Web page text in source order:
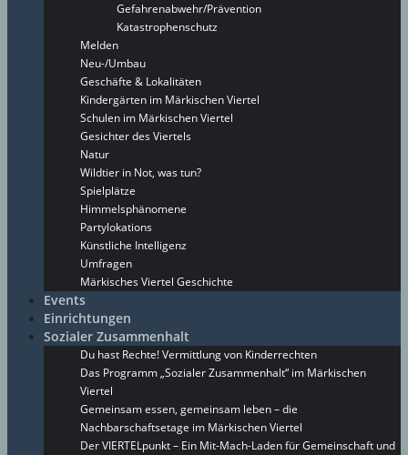
Gefahrenabwehr/Prävention
Katastrophenschutz
Melden
Neu-/Umbau
Geschäfte & Lokalitäten
Kindergärten im Märkischen Viertel
Schulen im Märkischen Viertel
Gesichter des Viertels
Natur
Wildtier in Not, was tun?
Spielplätze
Himmelsphänomene
Partylokations
Künstliche Intelligenz
Umfragen
Märkisches Viertel Geschichte
Events
Einrichtungen
Sozialer Zusammenhalt
Du hast Rechte! Vermittlung von Kinderrechten
Das Programm „Sozialer Zusammenhalt“ im Märkischen
Viertel
Gemeinsam essen, gemeinsam leben – die
Nachbarschaftsetage im Märkischen Viertel
Der VIERTELpunkt – Ein Mit-Mach-Laden für Gemeinschaft und